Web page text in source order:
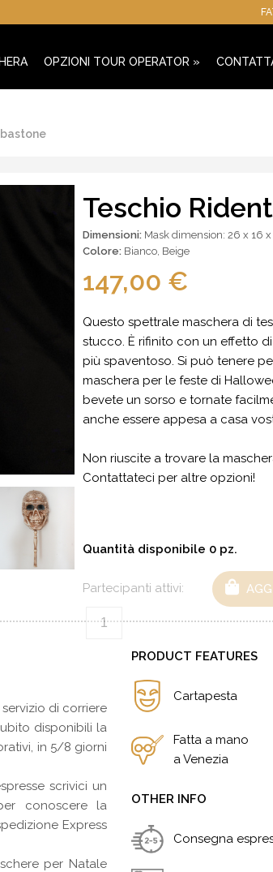
OPZIONI TOUR OPERATOR »
Teschio
Dimensioni: Mask dimension: 26 x 16
Colore: Bianco, Beige
147,00 €
Questo spettrale maschera di
stucco. È rifinito con un effetto
più spaventoso. Si può tenere
maschera per le feste di
bevete un sorso e tornate
anche essere appesa a casa
Non riuscite a trovare la
Contattateci per altre opzioni!
Quantità disponibile 0 pz.
Partecipanti attivi:
PRODUCT FEATURES
Cartapesta
Fatta a mano
a Venezia
OTHER INFO
Consegna
di corriere
disponibili la
in 5/8 giorni
scrivici un
conoscere la
Express
per Natale